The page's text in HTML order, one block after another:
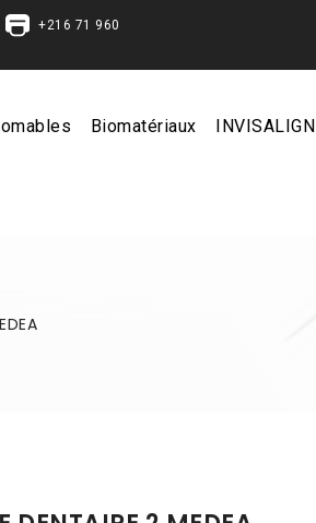
+216 71 960
Biomatériaux INVISALIGN